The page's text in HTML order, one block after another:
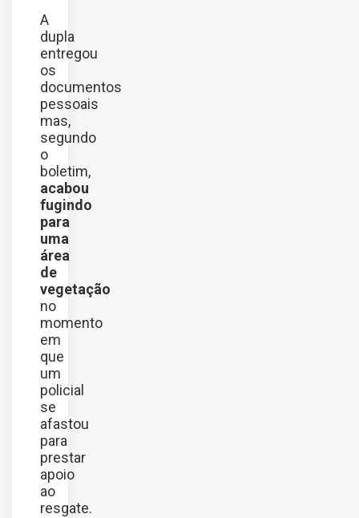
A
dupla
entregou
os
documentos
pessoais
mas,
segundo
o
boletim,
acabou
fugindo
para
uma
área
de
vegetação
no
momento
em
que
um
policial
se
afastou
para
prestar
apoio
ao
resgate.